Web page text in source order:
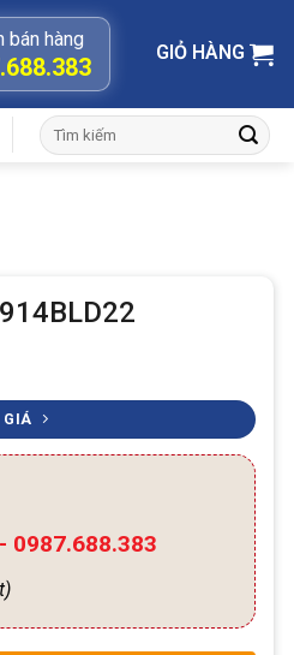
bán hàng
GIỎ HÀNG
Tìm
kiếm:
GIÁ
0987.688.383